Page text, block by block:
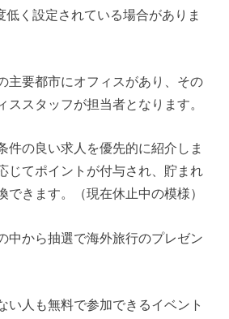
低く設定されている場合がありま
主要都市にオフィスがあり、その
ススタッフが担当者となります。
件の良い求人を優先的に紹介しま
じてポイントが付与され、貯まれ
できます。（現在休止中の模様）
中から抽選で海外旅行のプレゼン
い人も無料で参加できるイベント